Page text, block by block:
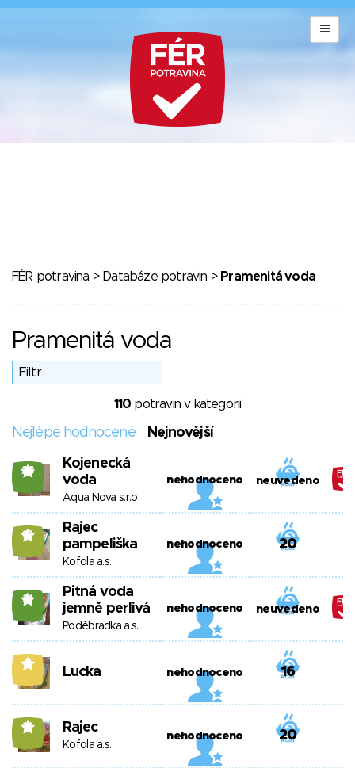
FÉR potravina > Databáze potravin > Pramenitá voda
Pramenitá voda
110 potravin v kategorii
Nejlépe hodnocené Nejnovější
26
Kojenecká
voda
Aqua Nova s.r.o.
nehodnoceno neuvedeno
13
Rajec
pampeliška
Kofola a.s.
nehodnoceno 20
21
Pitná voda
jemně perlivá
Poděbradka a.s.
nehodnoceno neuvedeno
7
Lucka nehodnoceno 16
12 Rajec
Kofola a.s.
nehodnoceno 20